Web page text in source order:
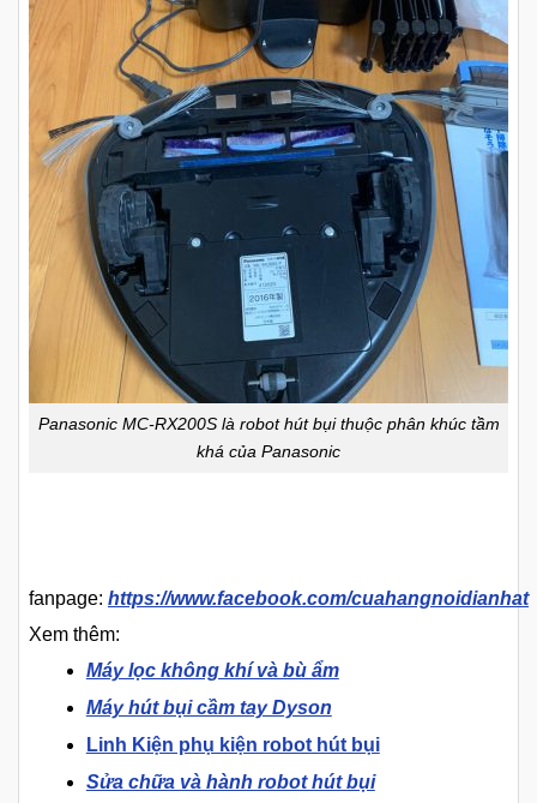
Panasonic MC-RX200S là robot hút bụi thuộc phân khúc tầm
khá của Panasonic
fanpage: https://www.facebook.com/cuahangnoidianhat
Xem thêm:
Máy lọc không khí và bù ẩm
Máy hút bụi cầm tay Dyson
Linh Kiện phụ kiện robot hút bụi
Sửa chữa và hành robot hút bụi